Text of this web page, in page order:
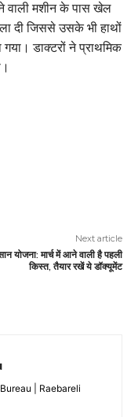
वाली मशीन के पास खेल
दी जिससे उसके भी हाथों
डाक्टरों ने प्राथमिक
Next article
योजना: मार्च में आने वाली है पहली
किस्त, तैयार रखें ये डॉक्यूमेंट
Bureau | Raebareli